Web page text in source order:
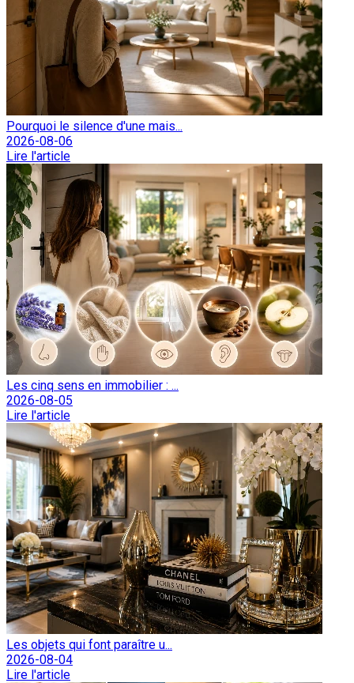
Pourquoi le silence d'une mais...
2026-08-06
Lire l'article
Les cinq sens en immobilier : ...
2026-08-05
Lire l'article
Les objets qui font paraître u...
2026-08-04
Lire l'article